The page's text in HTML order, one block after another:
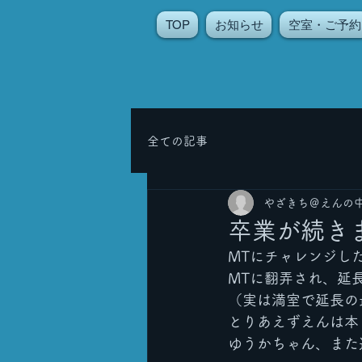
TOP お知らせ 空室・ご予約
全ての記事
卒業が続き
やざきち＠えんの
MTにチャレンジし
MTに翻弄され、延
（実は満室で延長
とりあえずえんは
ゆうかちゃん、ま